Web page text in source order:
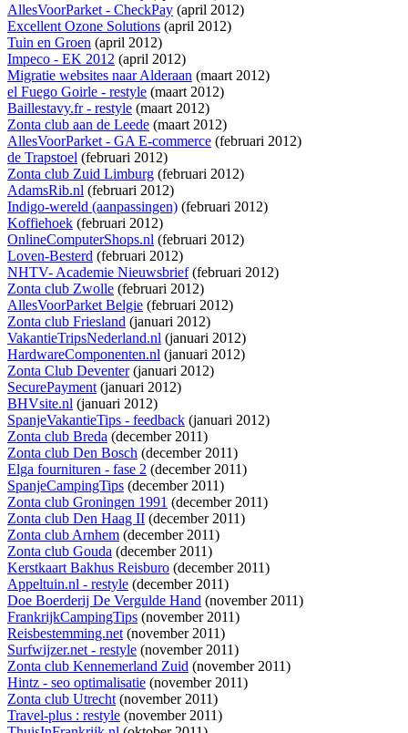
AllesVoorParket - CheckPay (april 2012)
Excellent Ozone Solutions (april 2012)
Tuin en Groen (april 2012)
Impeco - EK 2012 (april 2012)
Migratie websites naar Alderaan (maart 2012)
el Fuego Goirle - restyle (maart 2012)
Baillestavy.fr - restyle (maart 2012)
Zonta club aan de Leede (maart 2012)
AllesVoorParket - GA E-commerce (februari 2012)
de Trapstoel (februari 2012)
Zonta club Zuid Limburg (februari 2012)
AdamsRib.nl (februari 2012)
Indigo-wereld (aanpassingen) (februari 2012)
Koffiehoek (februari 2012)
OnlineComputerShops.nl (februari 2012)
Loven-Besterd (februari 2012)
NHTV- Academie Nieuwsbrief(februari 2012)
Zonta club Zwolle (februari 2012)
AllesVoorParket Belgie (februari 2012)
Zonta club Friesland (januari 2012)
VakantieTripsNederland.nl (januari 2012)
HardwareComponenten.nl (januari 2012)
Zonta Club Deventer(januari 2012)
SecurePayment(januari 2012)
BHVsite.nl (januari 2012)
SpanjeVakantieTips - feedback (januari 2012)
Zonta club Breda (december 2011)
Zonta club Den Bosch (december 2011)
Elga fournituren - fase 2 (december 2011)
SpanjeCampingTips (december 2011)
Zonta club Groningen 1991 (december 2011)
Zonta club Den Haag II (december 2011)
Zonta club Arnhem (december 2011)
Zonta club Gouda (december 2011)
Kerstkaart Bakhus Reisburo (december 2011)
Appeltuin.nl - restyle (december 2011)
Doe Boerderij De Vergulde Hand (november 2011)
FrankrijkCampingTips (november 2011)
Reisbestemming.net(november 2011)
Surfwijzer.net - restyle (november 2011)
Zonta club Kennemerland Zuid (november 2011)
Hintz - seo optimalisatie (november 2011)
Zonta club Utrecht(november 2011)
Travel-plus : restyle (november 2011)